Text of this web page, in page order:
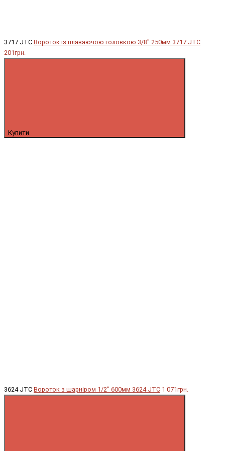
3717 JTC Вороток із плаваючою головкою 3/8" 250мм 3717 JTC
201грн.
Купити
3624 JTC Вороток з шарніром 1/2" 600мм 3624 JTC 1 071грн.